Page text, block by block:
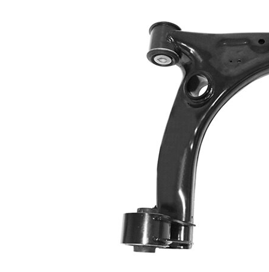
transversal
sans rotule
de
suspension
triangulaire
VKDS
321118